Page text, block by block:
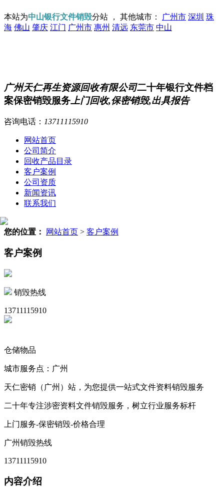
本站为中山银行文件销毁分站 ， 其他城市： 广州市 深圳 珠
海 佛山 肇庆 江门 广州市 惠州 清远 东莞市 中山
广州天仁再生资源回收有限公司二十年银行文件档
案保密销毁服务 上门回收,保密销毁,出具报告
咨询电话： 13711115910
网站首页
公司简介
回收产品目录
客户案例
公司资质
新闻资讯
联系我们
您的位置： 网站首页 > 客户案例
客户案例
销毁热线
13711115910
仓储物品
城市服务点：广州
天仁密销（广州）站，为您提供一站式文件资料销毁服务
二十年专注涉密资料文件销毁服务，树立行业服务标杆
上门服务-保密销毁-价格合理
广州销毁热线
13711115910
内容介绍